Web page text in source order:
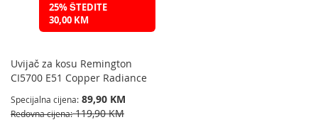
25% ŠTEDITE
30,00 KM
Uvijač za kosu Remington
CI5700 E51 Copper Radiance
Specijalna cijena 89,90 KM
Redovna cijena 119,90 KM